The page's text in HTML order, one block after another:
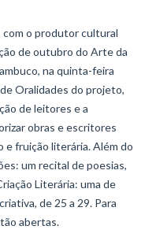
com o produtor cultural
de outubro do Arte da
na quinta-feira
Oralidades do projeto,
de leitores e a
obras e escritores
e fruição literária. Além do
um recital de poesias,
Literária: uma de
de 25 a 29. Para
abertas.